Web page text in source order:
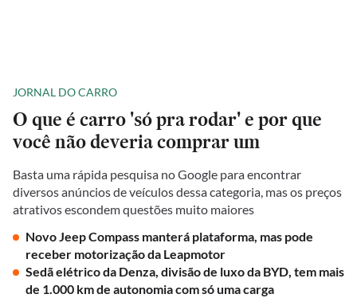
JORNAL DO CARRO
O que é carro 'só pra rodar' e por que
você não deveria comprar um
Basta uma rápida pesquisa no Google para encontrar
diversos anúncios de veículos dessa categoria, mas os preços
atrativos escondem questões muito maiores
Novo Jeep Compass manterá plataforma, mas pode
receber motorização da Leapmotor
Sedã elétrico da Denza, divisão de luxo da BYD, tem mais
de 1.000 km de autonomia com só uma carga